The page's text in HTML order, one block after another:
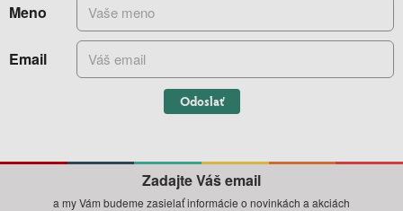
Meno
Email
Odoslať
Zadajte Váš email
a my Vám budeme zasielať informácie o novinkách a akciách